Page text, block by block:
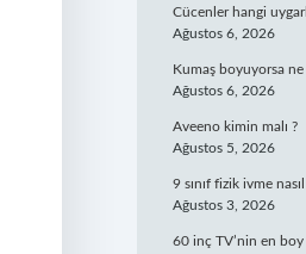
Cücenler hangi
Ağustos 6, 2026
Kumaş boyuyorsa ne
Ağustos 6, 2026
Aveeno kimin malı ?
Ağustos 5, 2026
9 sınıf fizik ivme
Ağustos 3, 2026
60 inç TV’nin en